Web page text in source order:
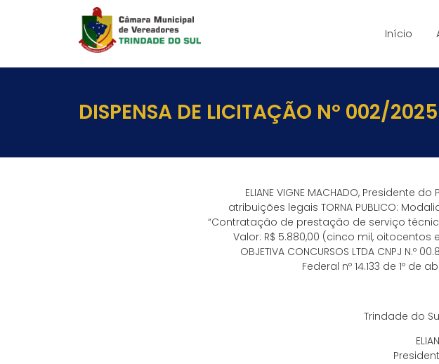
Início
DISPENSA DE LICITAÇÃO Nº 002/2025
ELIANE VIGNE MACHADO, Presidente
atribuições legais TORNA PUBLICO:
“Contratação de prestação de serviço
Valor: R$ 5.880,00 (cinco mil,
OBJETIVA CONCURSOS LTDA CNPJ
Federal nº 14.133 de 1º de
Trindade do